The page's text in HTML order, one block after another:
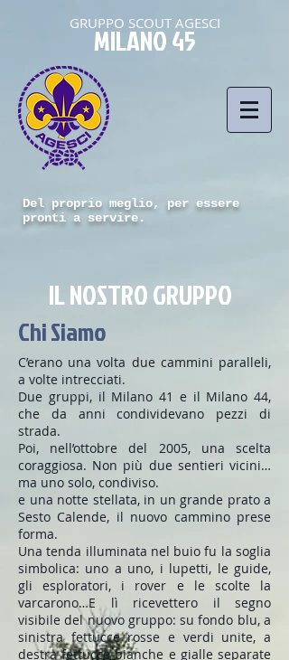
GRUPPO SCOUT AGESCI
MILANO 45
Del proprio meglio, per essere
pronti a servire.
IL NOSTRO GRUPPO
Chi Siamo
C’erano una volta due cammini paralleli,
a volte intrecciati.
Due gruppi, il Milano 41 e il Milano 44,
che da anni condividevano pezzi di
strada.
Poi, nell’ottobre del 2005, una scelta
coraggiosa. Non più due sentieri vicini…
ma uno solo, condiviso.
e una notte stellata, in un grande prato a
Sesto Calende, il nuovo cammino prese
forma.
Una tenda illuminata nel buio fu la soglia
simbolica: uno a uno, i lupetti, le guide,
gli esploratori, i rover e le scolte la
varcarono…E lì ricevettero il segno
visibile del nuovo gruppo: su fondo blu, a
sinistra fettucce rosse e verdi unite, a
destra fettucce bianche e gialle separate